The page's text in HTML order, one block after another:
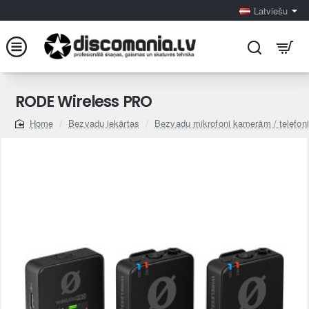
Latviešu
RODE Wireless PRO
home
Bezvadu iekārtas Bezvadu mikrofoni kamerām /